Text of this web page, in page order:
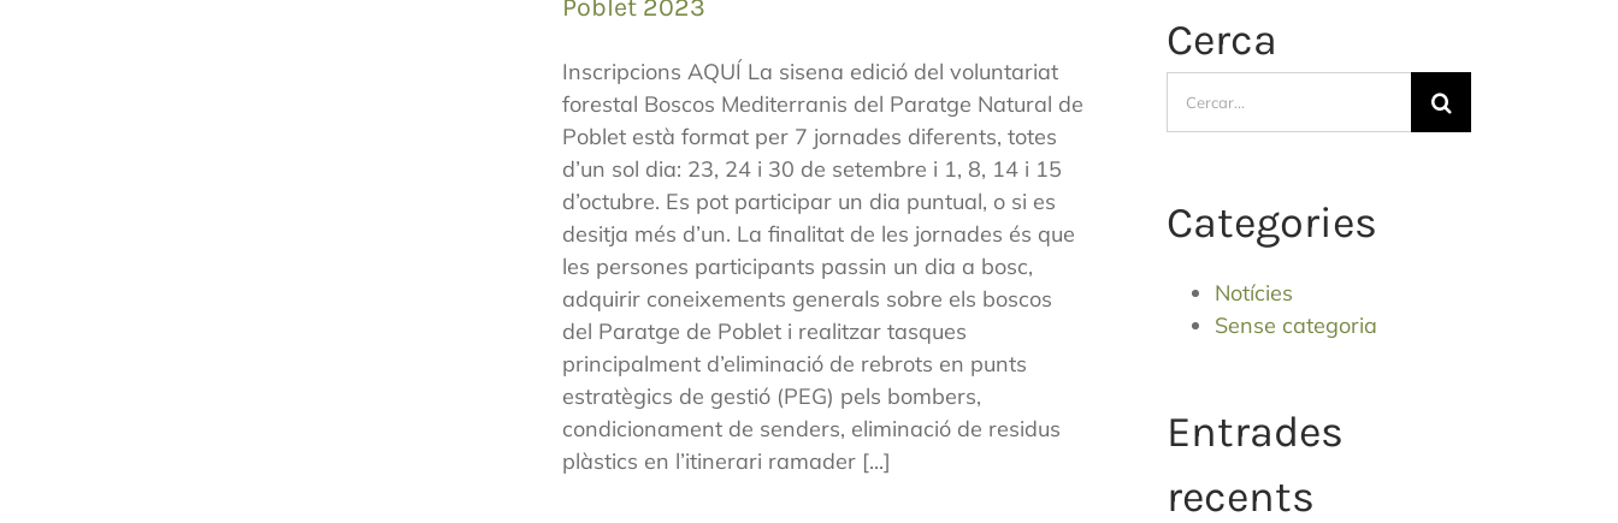
Poblet 2023
Inscripcions AQUÍ La sisena edició del voluntariat
forestal Boscos Mediterranis del Paratge Natural de
Poblet està format per 7 jornades diferents, totes
d’un sol dia: 23, 24 i 30 de setembre i 1, 8, 14 i 15
d’octubre. Es pot participar un dia puntual, o si es
desitja més d’un. La finalitat de les jornades és que
les persones participants passin un dia a bosc,
adquirir coneixements generals sobre els boscos
del Paratge de Poblet i realitzar tasques
principalment d’eliminació de rebrots en punts
estratègics de gestió (PEG) pels bombers,
condicionament de senders, eliminació de residus
plàstics en l’itinerari ramader [...]
Cerca
Categories
Notícies
Sense categoria
Entrades
recents